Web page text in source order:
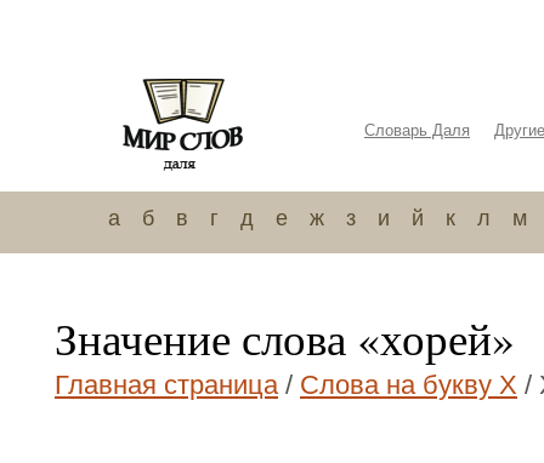
Словарь Даля
а б в г д е ж з и й к л м
Значение слова «хорей»
Главная страница/ Слова на букву Х /